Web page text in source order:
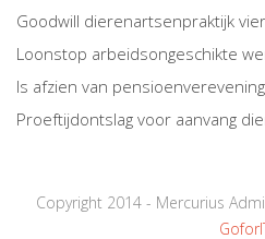
Goodwill dierenartsenpraktijk
Loonstop arbeidsongeschikte
Is afzien van
Proeftijdontslag voor aanvang
Copyright 2014 - Mercurius